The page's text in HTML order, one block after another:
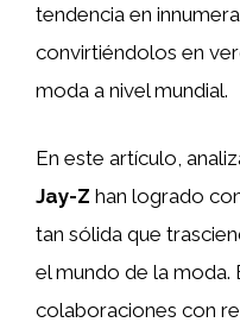
tendencia en
convirtiéndolos en
moda a nivel mundial.
En este artículo,
Jay-Z han logrado
tan sólida que
el mundo de la moda.
colaboraciones con